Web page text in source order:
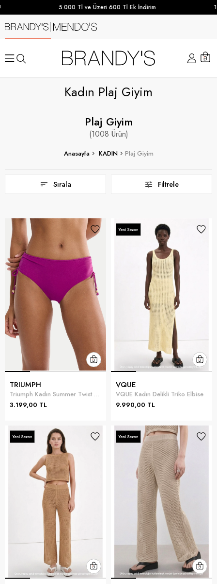
5.000 Tl ve Üzeri 600 Tl Ek İndirim 10.000 TL
Kadın Plaj Giyim
Plaj Giyim
1008
Anasayfa KADIN Plaj Giyim
Filtrele
Sırala
TRIUMPH
Triumph Kadın Summer Twist Midi 01 Bikini Altı Fuşya
3.199,00 TL
VQUE
VQUE Kadın Delikli Triko Elbise
9.990,00 TL